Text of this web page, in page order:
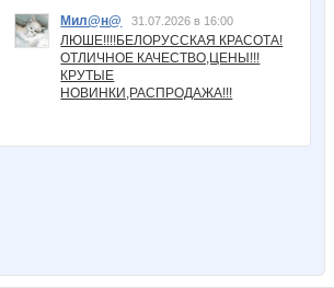
Мил@н@
31.07.2026 в 16:00
ЛЮШЕ!!!!БЕЛОРУССКАЯ КРАСОТА!
ОТЛИЧНОЕ КАЧЕСТВО,ЦЕНЫ!!!
КРУТЫЕ
НОВИНКИ,РАСПРОДАЖА!!!